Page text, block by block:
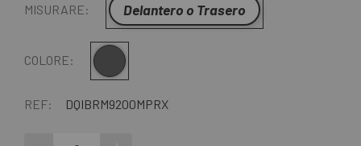
MISURARE: Delantero o Trasero
COLORE: Grigio-Nero
REF: DQIBRM9200MPRX